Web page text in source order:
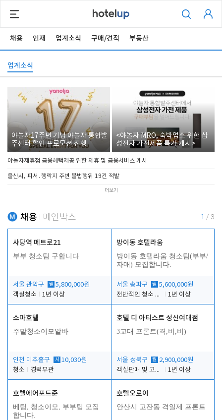
채용 인재 업계소식 구매/견적 부동산
업계소식
야놀자17주년 기념 야놀자 통합발
주센터 할인 프로모션 진행
<야놀자 MRO, 숙박업소 위한 삼
성전자 가전제품 특가 개시>
야놀자제휴점 금융혜택제공 위한 제휴 및 금융서비스 게시
울산시, 피서․행락지 주변 불법행위 19건 적발
더보기
채용 메인박스 1 / 3
사당역 메트로21
부부 청소팀 구합니다
서울 관악구 월 5,800,000원
객실청소
1년 이상
방이동 호텔라움
방이동 호텔라움 청소팀(부부/
자매) 모집합니다.
서울 송파구 월 5,600,000원
전반적인 청소 업무(객실청소.객실정리)
1년 이상
소마호텔
주말청소이모알바
인천 미추홀구 시 10,030원
청소
경력무관
호텔 디 아티스트 성신여대점
3교대 프론트(격,비,비)
서울 성북구 월 2,900,000원
객실판매 및 고객응대
1년 이상
호텔에어포트준
베팅, 청소이모, 부부팀 모집
합니다.
호텔오로이
안산시 고잔동 격일제 프론트